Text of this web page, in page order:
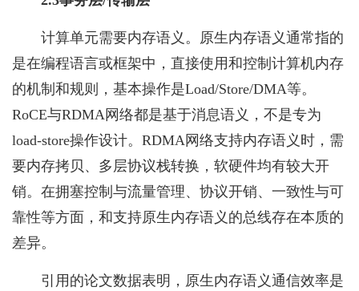
计算单元需要内存语义。原生内存语义通常指的
是在编程语言或框架中，直接使用和控制计算机内存
的机制和规则，基本操作是Load/Store/DMA等。
RoCE与RDMA网络都是基于消息语义，不是专为
load-store操作设计。RDMA网络支持内存语义时，需
要内存拷贝、多层协议栈转换，软硬件均有较大开
销。在拥塞控制与流量管理、协议开销、一致性与可
靠性等方面，和支持原生内存语义的总线存在本质的
差异。
引用的论文数据表明，原生内存语义通信效率是